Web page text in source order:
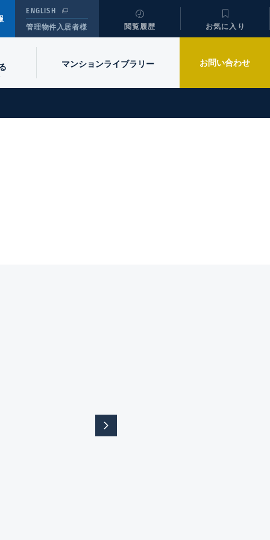
ENGLISH
管理物件入居者様
閲覧履歴 お気に入り
マンションライブラリー お問い合わせ